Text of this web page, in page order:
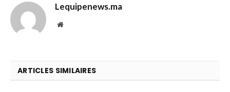
Lequipenews.ma
Website
ARTICLES SIMILAIRES